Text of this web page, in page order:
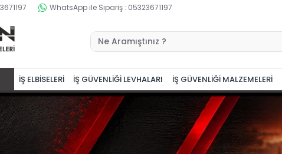
WhatsApp ile Sipariş : 05323671197
İŞ ELBİSELERİ İŞ GÜVENLİĞİ LEVHALARI İŞ GÜVENLİĞİ MALZEMELERİ